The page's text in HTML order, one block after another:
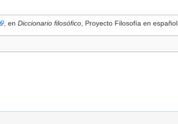
, enDiccionario filosófico , Proyecto Filosofía en español.